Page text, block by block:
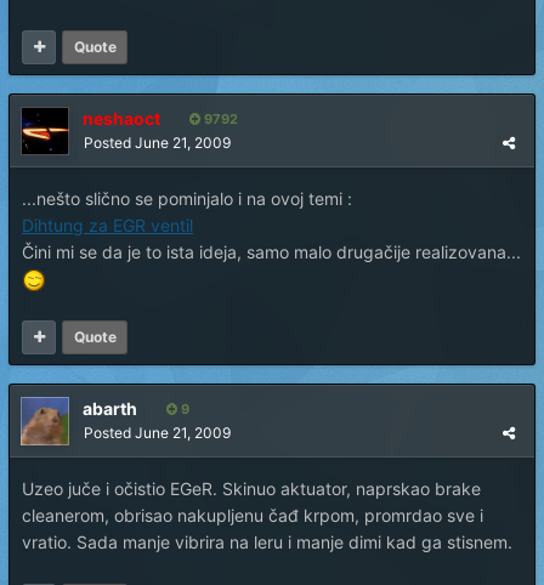
Quote
neshaoct 9792
Posted June 21, 2009
...nešto slično se pominjalo i na ovoj temi :
Dihtung za EGR ventil
Čini mi se da je to ista ideja, samo malo drugačije realizovana...
Quote
abarth 9
Posted June 21, 2009
Uzeo juče i očistio EGeR. Skinuo aktuator, naprskao brake
cleanerom, obrisao nakupljenu čađ krpom, promrdao sve i
vratio. Sada manje vibrira na leru i manje dimi kad ga stisnem.